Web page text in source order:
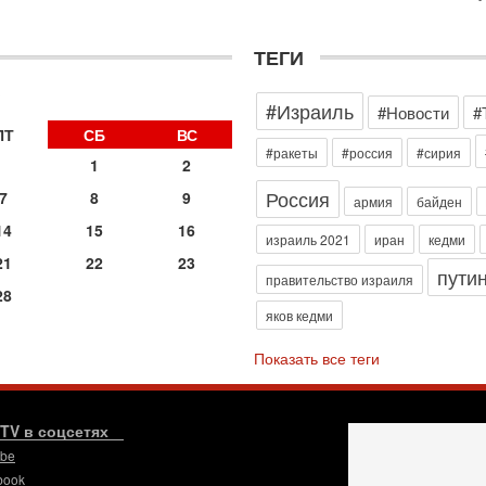
СБ
ВС
1
2
7 8
9
15
16
22
23
ТЕГИ
#Израиль
#Новости
#ракеты #россия #сирия
Россия армия байден
израиль 2021 иран кедми
правительство израиля путин
яков кедми
Показать все теги
в соцсетях